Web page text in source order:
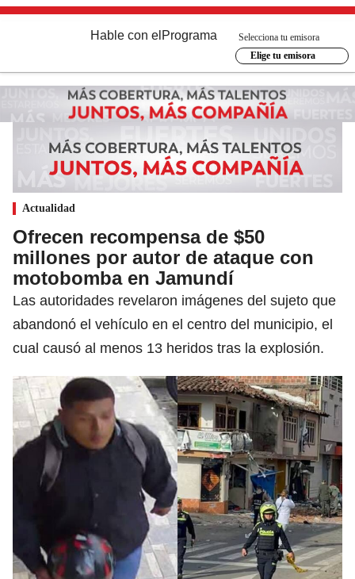
Hable con el Programa
Selecciona tu emisora
Elige tu emisora
Actualidad
Ofrecen recompensa de $50
millones por autor de ataque con
motobomba en Jamundí
Las autoridades revelaron imágenes del sujeto que
abandonó el vehículo en el centro del municipio, el
cual causó al menos 13 heridos tras la explosión.